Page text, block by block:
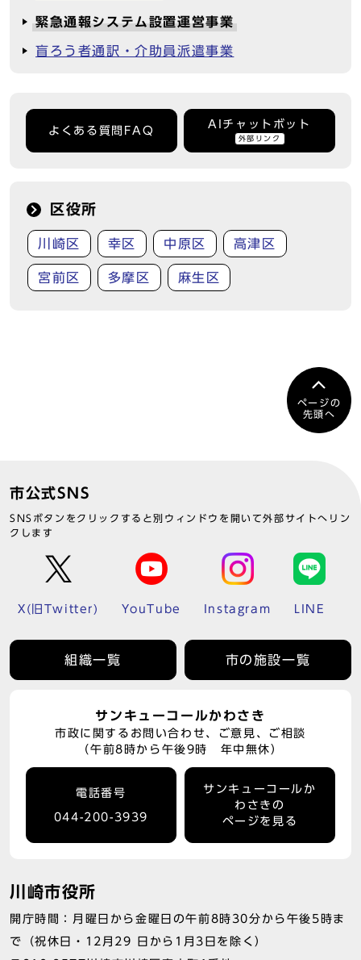
緊急通報システム設置運営事業
盲ろう者通訳・介助員派遣事業
よくある質問FAQ
AIチャットボット
外部リンク
区役所
川崎区 幸区 中原区 高津区
宮前区 多摩区 麻生区
ページの
先頭へ
市公式SNS
SNSボタンをクリックすると別ウィンドウを開いて外部サイトへリン
クします
X(旧Twitter) YouTube Instagram LINE
組織一覧 市の施設一覧
サンキューコールかわさき
市政に関するお問い合わせ、ご意見、ご相談
（午前8時から午後9時 年中無休）
電話番号
044-200-3939
サンキューコールか
わさきの
ページを見る
川崎市役所
開庁時間：月曜日から金曜日の午前8時30分から午後5時ま
で（祝休日・12月29 日から1月3日を除く）